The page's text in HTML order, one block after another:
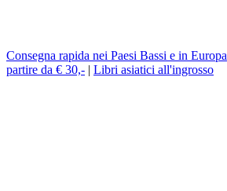
Consegna rapida nei Paesi Bassi e in Europa
partire da € 30,- | Libri asiatici all'ingrosso